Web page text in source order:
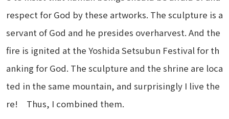
respect for God by these artworks. The sculpture is a
servant of God and he presides overharvest. And the
fire is ignited at the Yoshida Setsubun Festival for th
anking for God. The sculpture and the shrine are loca
ted in the same mountain, and surprisingly I live the
re! Thus, I combined them.